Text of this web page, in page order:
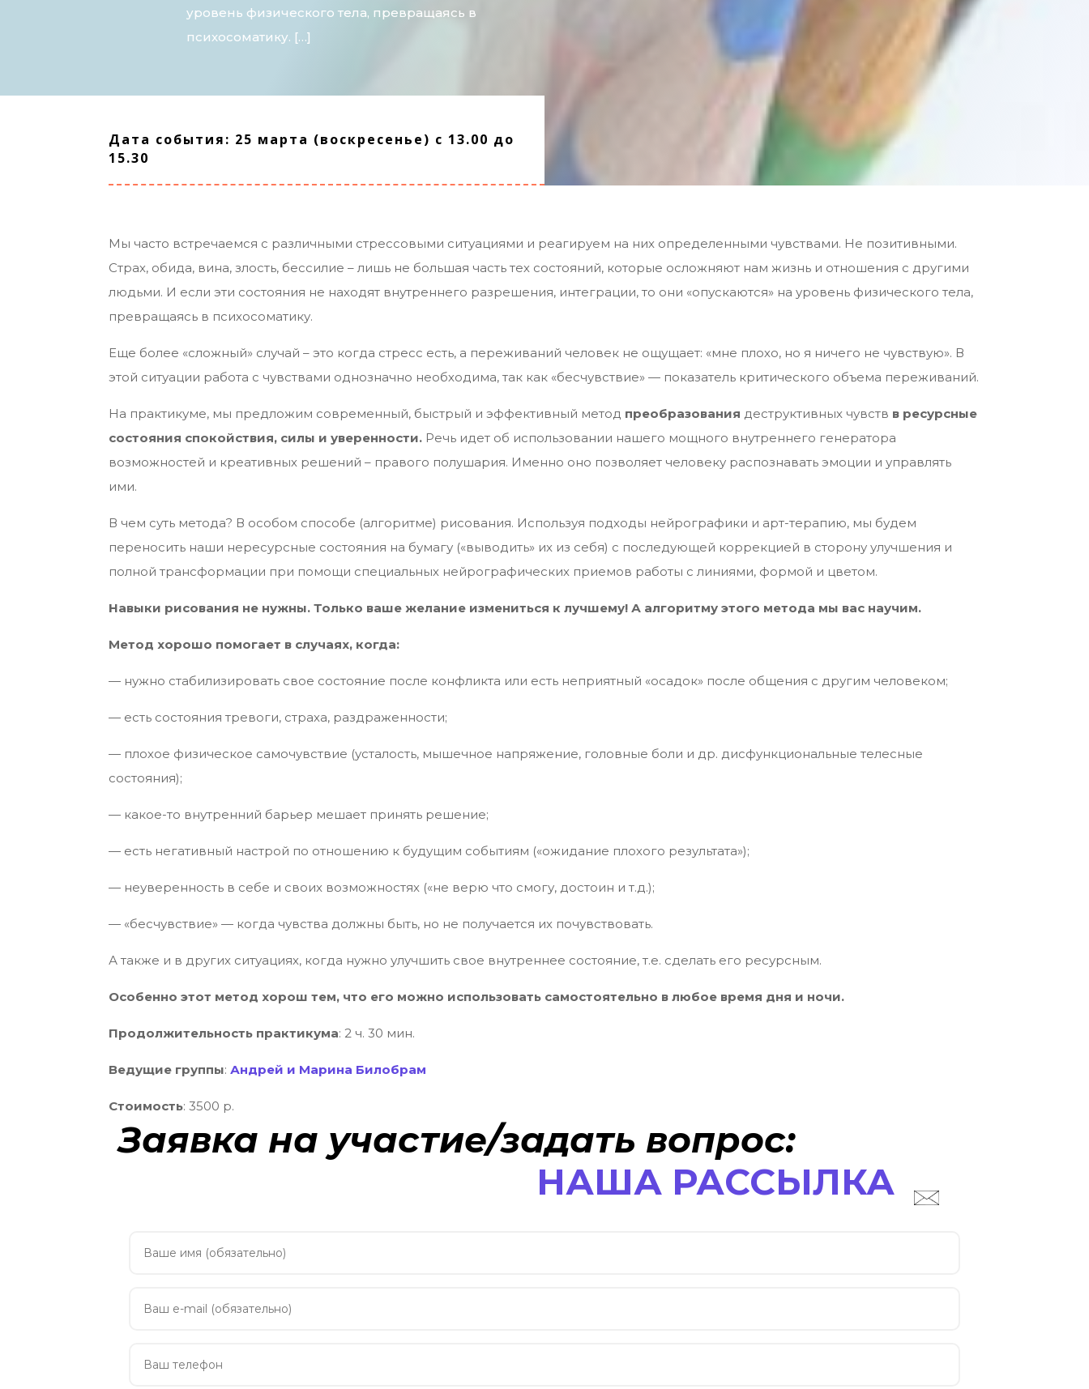
уровень физического тела, превращаясь в
психосоматику. […]
Дата события: 25 марта (воскресенье) с 13.00 до
15.30
Мы часто встречаемся с различными стрессовыми ситуациями и реагируем на них определенными чувствами. Не позитивными.
Страх, обида, вина, злость, бессилие – лишь не большая часть тех состояний, которые осложняют нам жизнь и отношения с другими
людьми. И если эти состояния не находят внутреннего разрешения, интеграции, то они «опускаются» на уровень физического тела,
превращаясь в психосоматику.
Еще более «сложный» случай – это когда стресс есть, а переживаний человек не ощущает: «мне плохо, но я ничего не чувствую». В
этой ситуации работа с чувствами однозначно необходима, так как «бесчувствие» — показатель критического объема переживаний.
На практикуме, мы предложим современный, быстрый и эффективный метод преобразования деструктивных чувств в ресурсные
состояния спокойствия, силы и уверенности. Речь идет об использовании нашего мощного внутреннего генератора
возможностей и креативных решений – правого полушария. Именно оно позволяет человеку распознавать эмоции и управлять
ими.
В чем суть метода? В особом способе (алгоритме) рисования. Используя подходы нейрографики и арт-терапию, мы будем
переносить наши нересурсные состояния на бумагу («выводить» их из себя) с последующей коррекцией в сторону улучшения и
полной трансформации при помощи специальных нейрографических приемов работы с линиями, формой и цветом.
Навыки рисования не нужны. Только ваше желание измениться к лучшему! А алгоритму этого метода мы вас научим.
Метод хорошо помогает в случаях, когда:
— нужно стабилизировать свое состояние после конфликта или есть неприятный «осадок» после общения с другим человеком;
— есть состояния тревоги, страха, раздраженности;
— плохое физическое самочувствие (усталость, мышечное напряжение, головные боли и др. дисфункциональные телесные
состояния);
— какое-то внутренний барьер мешает принять решение;
— есть негативный настрой по отношению к будущим событиям («ожидание плохого результата»);
— неуверенность в себе и своих возможностях («не верю что смогу, достоин и т.д.);
— «бесчувствие» — когда чувства должны быть, но не получается их почувствовать.
А также и в других ситуациях, когда нужно улучшить свое внутреннее состояние, т.е. сделать его ресурсным.
Особенно этот метод хорош тем, что его можно использовать самостоятельно в любое время дня и ночи.
Продолжительность практикума: 2 ч. 30 мин.
Ведущие группы:Андрей и Марина Билобрам
Стоимость: 3500 р.
Заявка на участие/задать вопрос:
НАША РАССЫЛКА